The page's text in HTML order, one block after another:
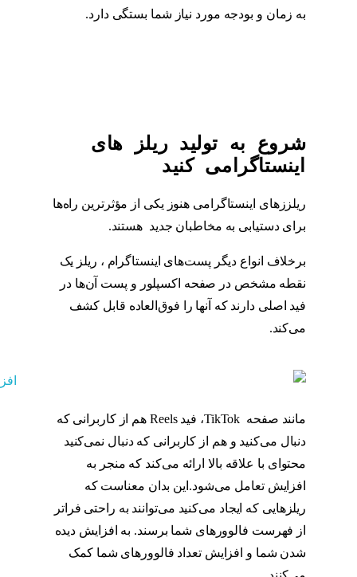
به زمان و بودجه مورد نیاز شما بستگی دارد.
شروع به تولید ریلز های
اینستاگرامی کنید
ریلززهای اینستاگرامی هنوز یکی از مؤثرترین راه‌ها
برای دستیابی به مخاطبان جدید هستند.
برخلاف انواع دیگر پست‌های اینستاگرام ، ریلز یک
نقطه مشخص در صفحه اکسپلور و پست آن‌ها در
فید اصلی دارند که آنها را فوق‌العاده قابل کشف
می‌کند.
مانند صفحه TikTok، فید Reels هم از کاربرانی که
دنبال می‌کنید و هم از کاربرانی که دنبال نمی‌کنید
محتوای با علاقه بالا ارائه می‌کند که منجر به
افزایش تعامل می‌شود.این بدان معناست که
ریلزهایی که ایجاد می‌کنید می‌توانند به راحتی فراتر
از فهرست فالوورهای شما برسند. به افزایش دیده
شدن شما و افزایش تعداد فالوورهای شما کمک